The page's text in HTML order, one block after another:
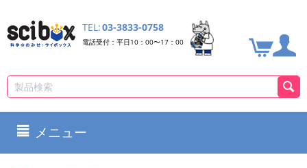
TEL:03-3833-0758
電話受付：平日10：00〜17：00
メニュー